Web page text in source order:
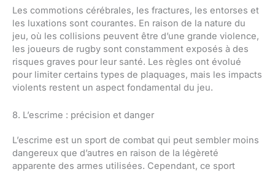
Les commotions cérébrales, les fractures, les entorses et
les luxations sont courantes. En raison de la nature du
jeu, où les collisions peuvent être d’une grande violence,
les joueurs de rugby sont constamment exposés à des
risques graves pour leur santé. Les règles ont évolué
pour limiter certains types de plaquages, mais les impacts
violents restent un aspect fondamental du jeu.
8. L’escrime : précision et danger
L’escrime est un sport de combat qui peut sembler moins
dangereux que d’autres en raison de la légèreté
apparente des armes utilisées. Cependant, ce sport